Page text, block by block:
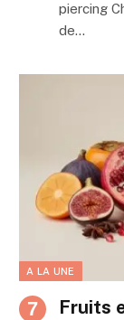
piercing
de…
A LA UNE
Fruits